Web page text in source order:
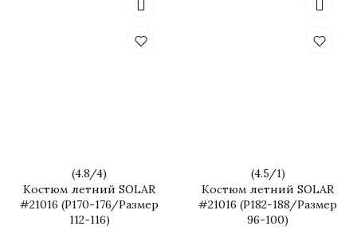
(4.8/4)
Костюм летний SOLAR
#21016 (Р170-176/Размер
112-116)
(4.5/1)
Костюм летний SOLAR
#21016 (Р182-188/Размер
96-100)